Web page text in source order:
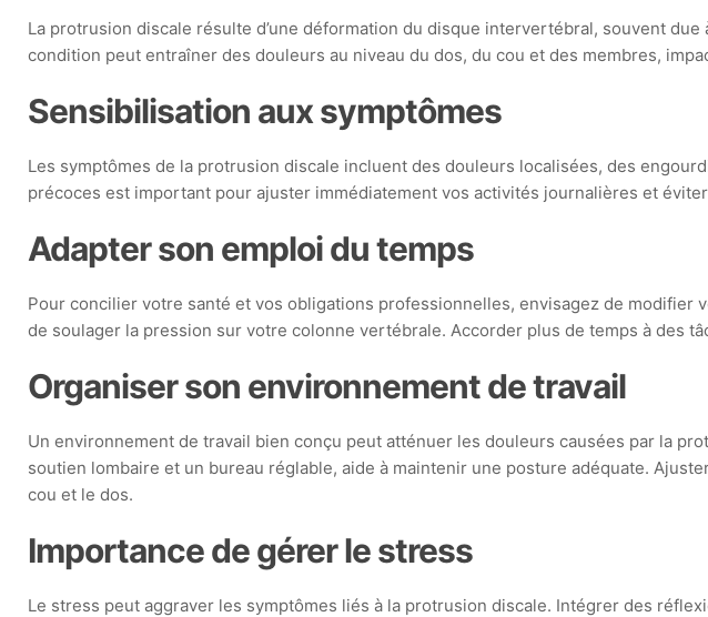
La protrusion discale résulte d’une déformation du disque intervertébral, souvent
condition peut entraîner des douleurs au niveau du dos, du cou et des membres,
Sensibilisation aux symptômes
Les symptômes de la protrusion discale incluent des douleurs localisées, des
précoces est important pour ajuster immédiatement vos activités journalières et
Adapter son emploi du temps
Pour concilier votre santé et vos obligations professionnelles, envisagez de
de soulager la pression sur votre colonne vertébrale. Accorder plus de temps à des
Organiser son environnement de travail
Un environnement de travail bien conçu peut atténuer les douleurs causées par la
soutien lombaire et un bureau réglable, aide à maintenir une posture adéquate.
cou et le dos.
Importance de gérer le stress
Le stress peut aggraver les symptômes liés à la protrusion discale. Intégrer des